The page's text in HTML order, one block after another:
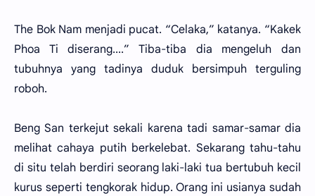
The Bok Nam menjadi pucat. “Celaka,” katanya. “Kakek
Phoa Ti diserang....” Tiba-tiba dia mengeluh dan
tubuhnya yang tadinya duduk bersimpuh terguling
roboh.
Beng San terkejut sekali karena tadi samar-samar dia
melihat cahaya putih berkelebat. Sekarang tahu-tahu
di situ telah berdiri seorang laki-laki tua bertubuh kecil
kurus seperti tengkorak hidup. Orang ini usianya sudah